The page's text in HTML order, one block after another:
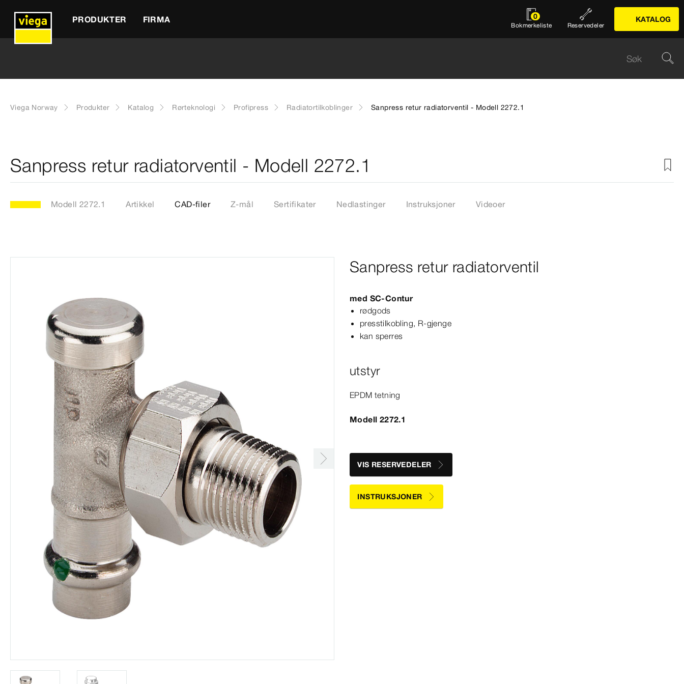
PRODUKTER FIRMA 0
Bokmerkeliste Reservedeler
KATALOG
Viega Norway Produkter Katalog Rørteknologi Profipress Radiatortilkoblinger Sanpress retur radiatorventil - Modell 2272.1
Sanpress retur radiatorventil - Modell 2272.1
Modell 2272.1 Artikkel CAD-filer Z-mål Sertifikater Nedlastinger Instruksjoner Videoer
Sanpress retur radiatorventil
med SC‑Contur
rødgods
presstilkobling, R-​gjenge
kan sperres
utstyr
EPDM tetning
Modell 2272.1
VIS RESERVEDELER
INSTRUKSJONER